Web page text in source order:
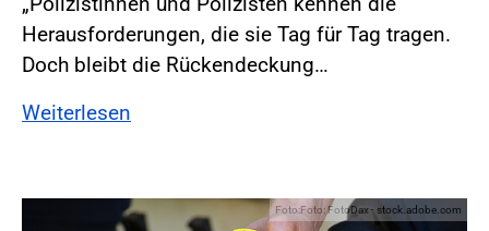
Herausforderungen, die sie Tag für Tag tragen.
Doch bleibt die Rückendeckung…
Weiterlesen
Foto:Foto: FotoDax - stock.adobe.com